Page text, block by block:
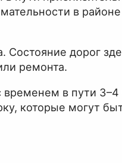
в районе
Состояние дорог
ремонта.
в пути 3–4
которые могут